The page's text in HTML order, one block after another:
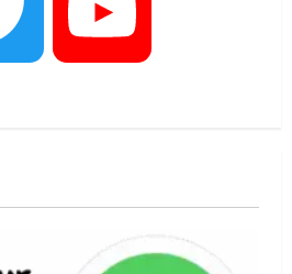
Twitter
NEWS
पुरस्कार के लिए 13 वीरांगनाओं का
रेखा आर्या